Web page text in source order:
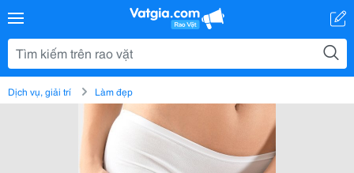
Dịch vụ, giải trí Làm đẹp